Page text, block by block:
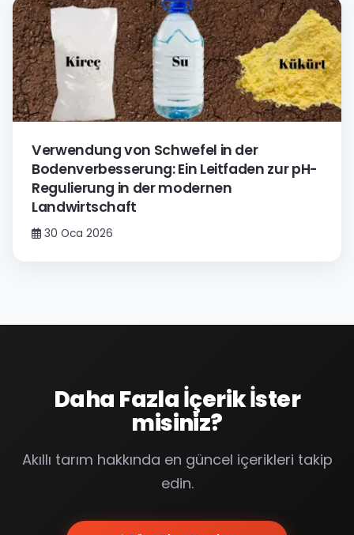
Verwendung von Schwefel in der
Bodenverbesserung: Ein Leitfaden zur pH-
Regulierung in der modernen
Landwirtschaft
30 Oca 2026
Daha Fazla İçerik İster
misiniz?
Akıllı tarım hakkında en güncel içerikleri takip
edin.